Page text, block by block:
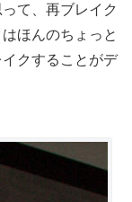
て、再ブレイク
ほんのちょっと
クすることがデ